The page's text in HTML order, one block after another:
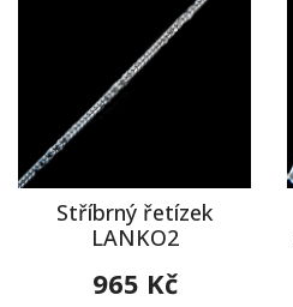
Stříbrný řetízek
LANKO2
965 Kč